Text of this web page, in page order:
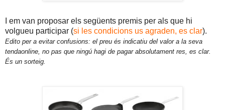
I em van proposar els següents premis per als que hi
volgueu participar (si les condicions us agraden, es clar).
Edito per a evitar confusions: el preu és indicatiu del valor a la seva
tendaonline, no pas que ningú hagi de pagar absolutament res, es clar.
És un sorteig.